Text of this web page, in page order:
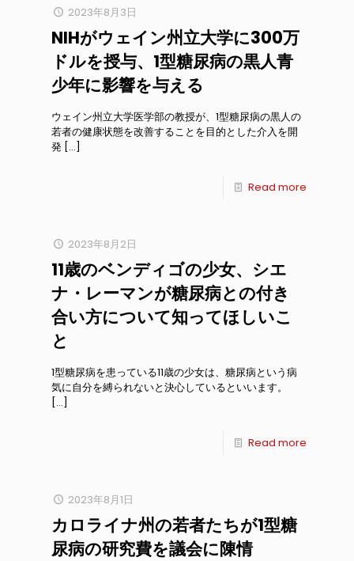
2023年8月3日
NIHがウェイン州立大学に300万
ドルを授与、1型糖尿病の黒人青
少年に影響を与える
ウェイン州立大学医学部の教授が、1型糖尿病の黒人の
若者の健康状態を改善することを目的とした介入を開
発 […]
Read more
2023年8月2日
11歳のベンディゴの少女、シエ
ナ・レーマンが糖尿病との付き
合い方について知ってほしいこ
と
1型糖尿病を患っている11歳の少女は、糖尿病という病
気に自分を縛られないと決心しているといいます。
[…]
Read more
2023年8月1日
カロライナ州の若者たちが1型糖
尿病の研究費を議会に陳情